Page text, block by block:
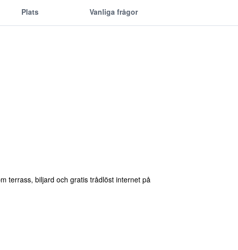
Plats Vanliga frågor
terrass, biljard och gratis trådlöst internet på